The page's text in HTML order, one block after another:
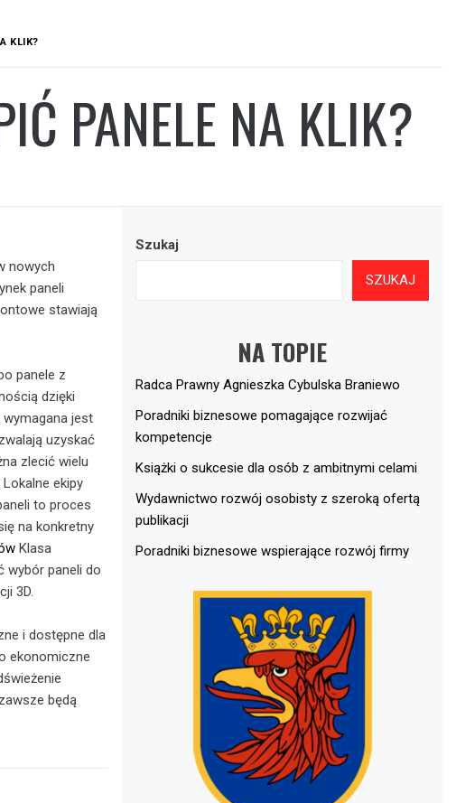
KLIK?
PANELE NA KLIK?
nowych
paneli
stawiają
panele z
dzięki
jest
uzyskać
zlecić wielu
ekipy
to proces
na konkretny
Klasa
wybór paneli do
3D.
i dostępne dla
ekonomiczne
będą
Szukaj
SZUKAJ
NA TOPIE
Radca Prawny Agnieszka Cybulska Braniewo
Poradniki biznesowe pomagające rozwijać
kompetencje
Książki o sukcesie dla osób z ambitnymi celami
Wydawnictwo rozwój osobisty z szeroką ofertą
publikacji
Poradniki biznesowe wspierające rozwój firmy